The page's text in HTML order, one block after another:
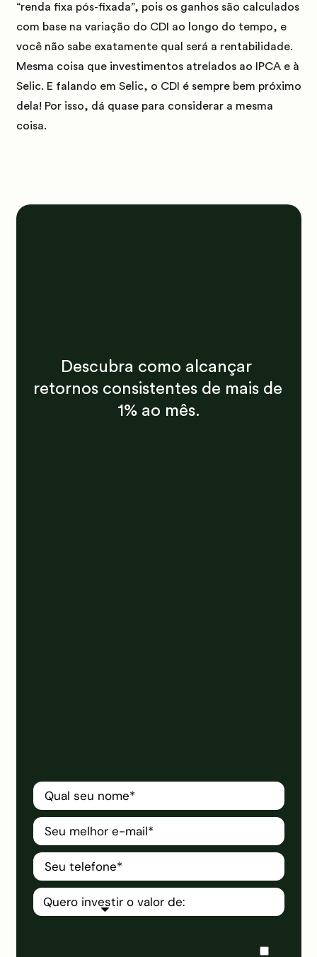
“renda fixa pós-fixada”, pois os ganhos são calculados
com base na variação do CDI ao longo do tempo, e
você não sabe exatamente qual será a rentabilidade.
Mesma coisa que investimentos atrelados ao IPCA e à
Selic. E falando em Selic, o CDI é sempre bem próximo
dela! Por isso, dá quase para considerar a mesma
coisa.
Descubra como alcançar
retornos consistentes de mais de
1% ao mês.